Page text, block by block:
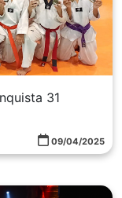
31
09/04/2025